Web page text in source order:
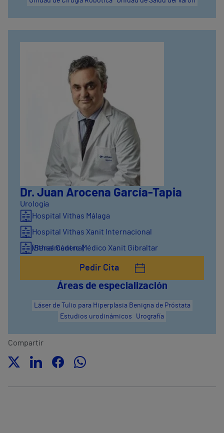
Dr. Juan Arocena García-Tapia
Urología
Hospital Vithas Málaga
Hospital Vithas Xanit Internacional
(Benalmádena)
Vithas Centro Médico Xanit Gibraltar
Pedir Cita
Áreas de especialización
Estudios urodinámicos Urografía
Láser de Tulio para Hiperplasia Benigna de Próstata
Compartir